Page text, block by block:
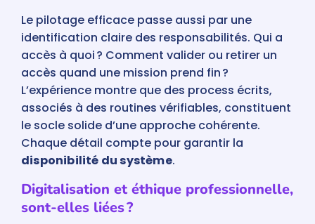
Le pilotage efficace passe aussi par une
identification claire des responsabilités. Qui a
accès à quoi ? Comment valider ou retirer un
accès quand une mission prend fin ?
L’expérience montre que des process écrits,
associés à des routines vérifiables, constituent
le socle solide d’une approche cohérente.
Chaque détail compte pour garantir la
disponibilité du système.
Digitalisation et éthique professionnelle,
sont-elles liées ?